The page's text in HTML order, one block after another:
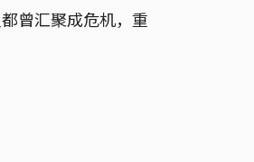
曾汇聚成危机，重